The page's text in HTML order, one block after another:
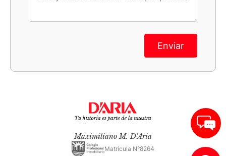
Enviar
Maximiliano M. D'Aria
Matrícula N°8264